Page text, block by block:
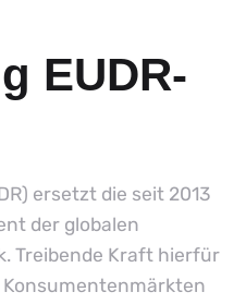
EUDR-
ersetzt die seit 2013
der globalen
Treibende Kraft hierfür